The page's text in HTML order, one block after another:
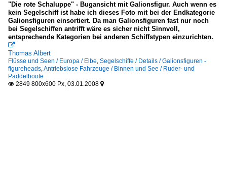
"Die rote Schaluppe" - Bugansicht mit Galionsfigur. Auch wenn es
kein Segelschiff ist habe ich dieses Foto mit bei der Endkategorie
Galionsfiguren einsortiert. Da man Galionsfiguren fast nur noch
bei Segelschiffen antrifft wäre es sicher nicht Sinnvoll,
entsprechende Kategorien bei anderen Schiffstypen einzurichten.

Thomas Albert
Flüsse und Seen / Europa / Elbe, Segelschiffe / Details / Galionsfiguren -
figureheads,Antriebslose Fahrzeuge / Binnen und See / Ruder- und
Paddelboote
 2849 800x600 Px, 03.01.2008 